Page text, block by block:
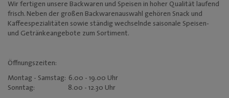
Wir fertigen unsere Backwaren und Speisen in hoher Qualität laufend
frisch. Neben der großen Backwarenauswahl gehören Snack und
Kaffeespezialitäten sowie ständig wechselnde saisonale Speisen-
und Getränkeangebote zum Sortiment.
Öffnungszeiten:
Montag - Samstag: 6.00 - 19.00 Uhr
Sonntag: 8.00 - 12.30 Uhr